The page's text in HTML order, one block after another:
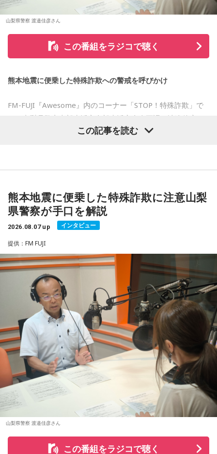
な日付です。
数字の「8」は、末広がりの形から縁起の良い数字として親し
まれており、開店日や記念日、イベントの開催日として選ば
れることもあります。
ただし、「8」が並ぶこと自体が暦上の吉日を意味するわけで
はありません。
2026年8月8日は、こうした縁起の良いイメージに加え、「寅
の日」が重なることから、例年以上に注目を集める可能性が
ある1日といえるでしょう。
ことから、縁起を意識する人にとっても印象深い一日となり
そうです。
一方で、暦は古くから受け継がれてきた考え方の一つであ
「新しい財布を使い始める」「旅行へ出発する」「新たな目
標を立てる」など、自分にとって前向きな一歩を踏み出すき
っかけとして、無理のない範囲で暦を取り入れてみるのもよ
いでしょう。
日々の暮らしを少し前向きにするヒントとして、2026年8月8
日の「寅の日」を過ごしてみてはいかがでしょうか。
大森：「ダーリン」で、本編ラストで花火が上がるというの
は結構すごいです。「ケセラセラ」って今まででも花火が上
がったりというか、大きい演出ってすごく親和性があると思
うのだけれど。
「ダーリン」でというのはやっぱりミュージックビデオがあ
か良かったのかなと思うのだけれど。バラード曲で花火って
ムと話を進めていったんだよね！
若井：ありがとう！
井滉斗
＜番組概要＞
番組名：SCHOOL OF LOCK!
放送日時：月曜～木曜 22:00～23:55／金曜 22:00～22:55
パーソナリティ：アンジー校長（アンジェリーナ1/3・
Gacharic Spin）、たんぼ教頭（溝上たんぼ）
番組Webサイト：
https://www.tfm.co.jp/lock/
番組公式X：@sol_info
山梨県警察 渡邉佳彦さん
この番組をラジコで聴く
熊本地震に便乗した特殊詐欺への警戒を呼びかけ
FM-FUJI『Awesome』内のコーナー「STOP！特殊詐欺」で
は、山梨県警察本部生活安全部生活安全企画課の渡邉佳彦さ
んを迎え、熊本地震の発生に便乗した悪質な犯罪への注意を
増えるおそれがあることが紹介されました。
被災者を狙う悪質商法や義援金詐欺
渡邉さんは、災害時には被災した住宅を訪問し、家屋修繕や
必要物品の販売を装って高額な契約を迫る悪質商法が発生す
る可能性があると説明しました。
さらに、被災者以外を狙う犯罪として、公的機関や災害支援
団体を装い、義援金や寄付金を名目に現金や電子マネーをだ
まし取る詐欺にも注意が必要と呼びかけました。
過去には、自宅を訪れて義援金を集める手口や、自治体職員
を名乗る電話による詐欺も確認されていることから、支援先
が信頼できる団体であるか十分確認することが重要です。
善意につけ込む手口に冷静な対応を
番組ではこのほかにも、「不要品を被災地へ送る」と言って
物品を持ち去るケースや、被災者の親族・知人を装い送金を
求めるケースなど、過去に確認された手口も紹介されまし
この記事を読む
熊本地震に便乗した特殊詐欺に注意山梨
県警察が手口を解説
2026.08.07 up インタビュー
提供：FM FUJI
山梨県警察 渡邉佳彦さん
この番組をラジコで聴く